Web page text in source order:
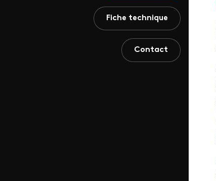
Fiche technique
Contact